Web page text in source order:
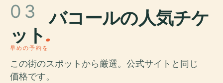
03 バコールの人気チケ
ット.
早めの予約を
この街のスポットから厳選。公式サイトと同じ
価格です。